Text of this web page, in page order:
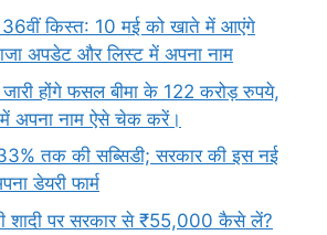
36वीं किस्त: 10 मई को खाते में आएंगे
अपडेट और लिस्ट में अपना नाम
होंगे फसल बीमा के 122 करोड़ रुपये,
में अपना नाम ऐसे चेक करें।
तक की सब्सिडी; सरकार की इस नई
डेयरी फार्म
शादी पर सरकार से ₹55,000 कैसे लें?